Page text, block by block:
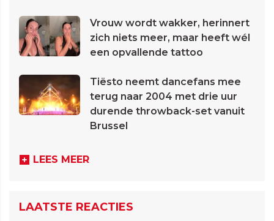
Vrouw wordt wakker, herinnert
zich niets meer, maar heeft wél
een opvallende tattoo
Tiësto neemt dancefans mee
terug naar 2004 met drie uur
durende throwback-set vanuit
Brussel
LEES MEER
LAATSTE REACTIES